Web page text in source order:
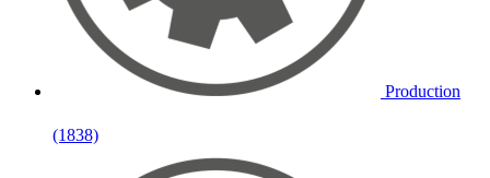
Production
(1838)